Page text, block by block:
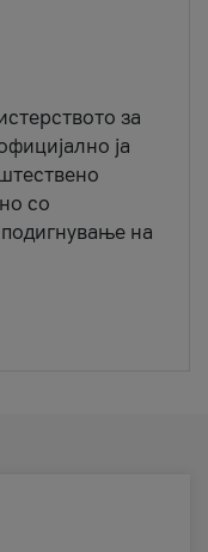
за
ја
со
на